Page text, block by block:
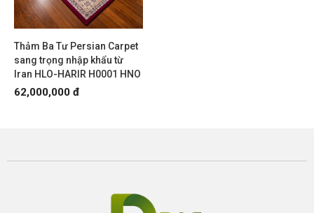
Thảm Ba Tư Persian Carpet
sang trọng nhập khẩu từ
Iran HLO-HARIR H0001 HNO
62,000,000 đ